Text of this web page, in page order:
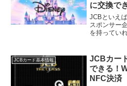
に交換で
JCBといえ
スポンサー
を持ってい
もディズニ
も大きな魅
JCBカード基本情報
JCBカー
できる！
NFC決済